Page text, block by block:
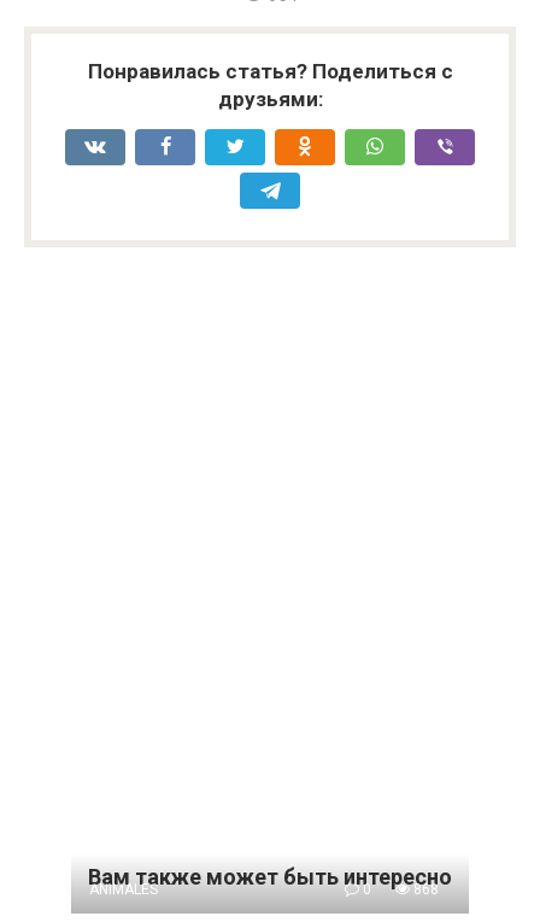
Понравилась статья? Поделиться с
друзьями:
Вам также может быть интересно
ANIMALES 0 868